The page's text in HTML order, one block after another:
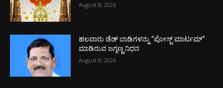
August 8, 2026
ಹಲವಾರು ಡೆಡ್ ಬಾಡಿಗಳನ್ನು “ಪೋಸ್ಟ್ ಮಾರ್ಟಮ್”
ಮಾಡಿರುವ ಜಗ್ಗಣ್ಣ ನಿಧನ
August 8, 2026